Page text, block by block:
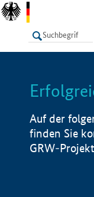
LISTE
Auf der
finden Sie
GRW-